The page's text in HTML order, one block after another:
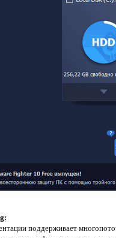
поддерживает